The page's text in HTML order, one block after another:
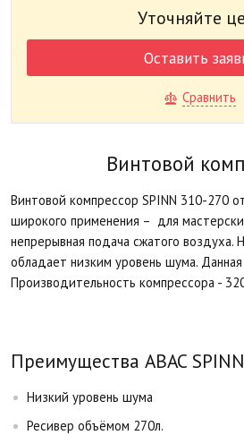
Уточняйте
Оставить
Сравнить
Винтовой
Винтовой компрессор SPINN 310-270
широкого применения – для
непрерывная подача сжатого воздуха.
обладает низким уровень шума.
Производительность компрессора -
Преимущества ABAC
Низкий уровень шума
Ресивер объёмом 270л.